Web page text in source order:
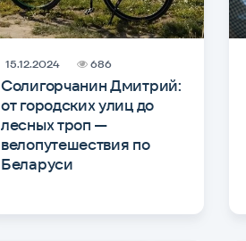
Солигорчанин Дмитрий:
от городских улиц до
лесных троп —
велопутешествия по
Беларуси
15.12.2024 686